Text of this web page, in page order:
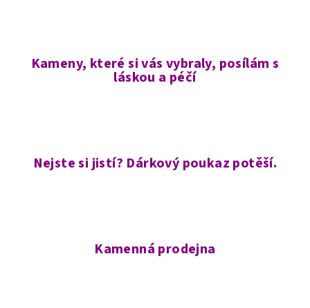
Kameny, které si vás vybraly, posílám s
láskou a péčí
Nejste si jistí? Dárkový poukaz potěší.
Kamenná prodejna